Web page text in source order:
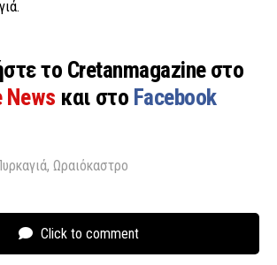
το Cretanmagazine στο
News και στο Facebook
, Ωραιόκαστρο
Click to comment